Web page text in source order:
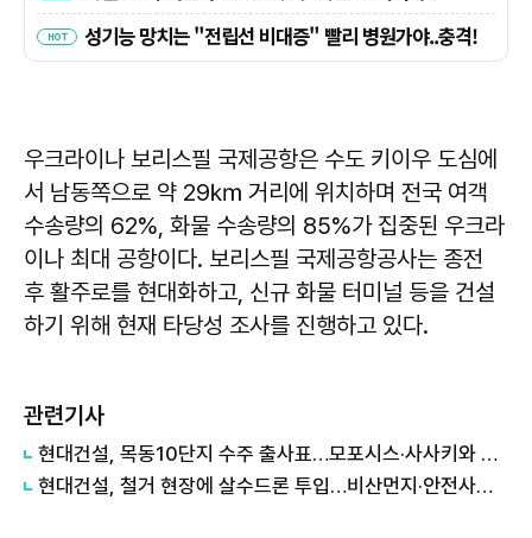
우크라이나 보리스필 국제공항은 수도 키이우 도심에
서 남동쪽으로 약 29㎞ 거리에 위치하며 전국 여객
수송량의 62%, 화물 수송량의 85%가 집중된 우크라
이나 최대 공항이다. 보리스필 국제공항공사는 종전
후 활주로를 현대화하고, 신규 화물 터미널 등을 건설
하기 위해 현재 타당성 조사를 진행하고 있다.
관련기사
현대건설, 목동10단지 수주 출사표…모포시스·사사키와 협업
현대건설, 철거 현장에 살수드론 투입…비산먼지·안전사고 줄인다